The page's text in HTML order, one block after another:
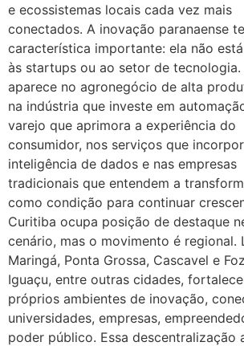
e ecossistemas locais cada vez mais
conectados. A inovação paranaense
característica importante: ela não
às startups ou ao setor de tecnologia.
aparece no agronegócio de alta
na indústria que investe em
varejo que aprimora a experiência do
consumidor, nos serviços que
inteligência de dados e nas empresas
tradicionais que entendem a
como condição para continuar
Curitiba ocupa posição de destaque
cenário, mas o movimento é regional.
Maringá, Ponta Grossa, Cascavel e
Iguaçu, entre outras cidades,
próprios ambientes de inovação,
universidades, empresas,
poder público. Essa descentralização